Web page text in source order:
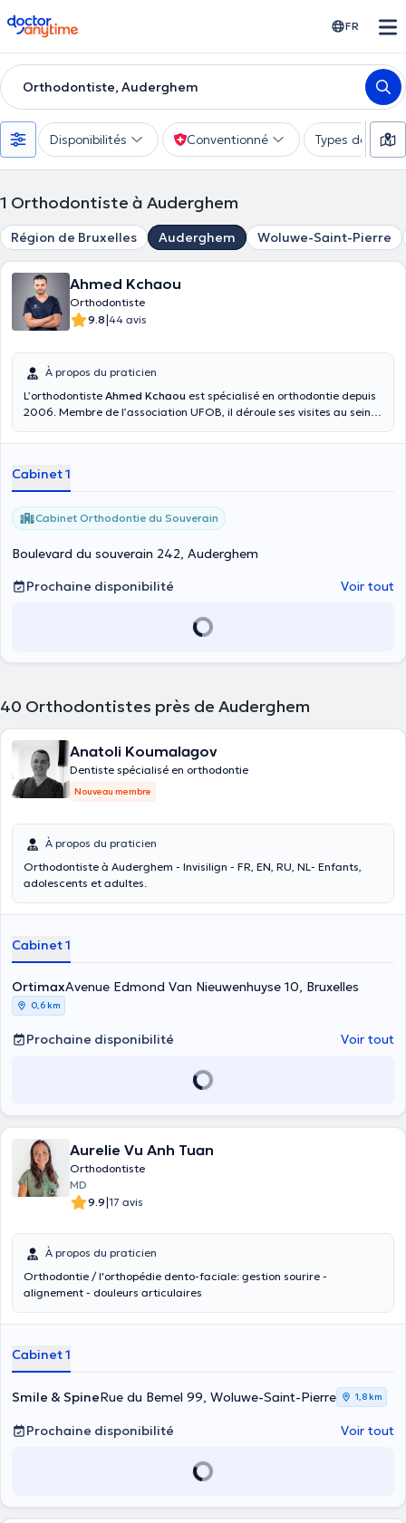
doctoranytime FR
Orthodontiste, Auderghem
Disponibilités Conventionné Types de
1 Orthodontiste à Auderghem
Région de Bruxelles Auderghem Woluwe-Saint-Pierre
Ahmed Kchaou
Orthodontiste
9.8|44 avis
À propos du praticien
L’orthodontiste Ahmed Kchaou est spécialisé en orthodontie depuis
2006. Membre de l’association UFOB, il déroule ses visites au sein
couramment en français, en anglais, en arabe et en langue
Cabinet 1
Cabinet Orthodontie du Souverain
Boulevard du souverain 242, Auderghem
Prochaine disponibilité
Voir tout
40 Orthodontistes près de Auderghem
Anatoli Koumalagov
Dentiste spécialisé en orthodontie
Nouveau membre
À propos du praticien
Orthodontiste à Auderghem - Invisilign - FR, EN, RU, NL- Enfants,
adolescents et adultes.
Cabinet 1
OrtimaxAvenue Edmond Van Nieuwenhuyse 10, Bruxelles
0,6 km
Prochaine disponibilité Voir tout
Aurelie Vu Anh Tuan
Orthodontiste
MD
9.9|17 avis
À propos du praticien
Orthodontie / l'orthopédie dento-faciale: gestion sourire -
alignement - douleurs articulaires
Cabinet 1
Smile & SpineRue du Bemel 99, Woluwe-Saint-Pierre 1,8 km
Prochaine disponibilité Voir tout